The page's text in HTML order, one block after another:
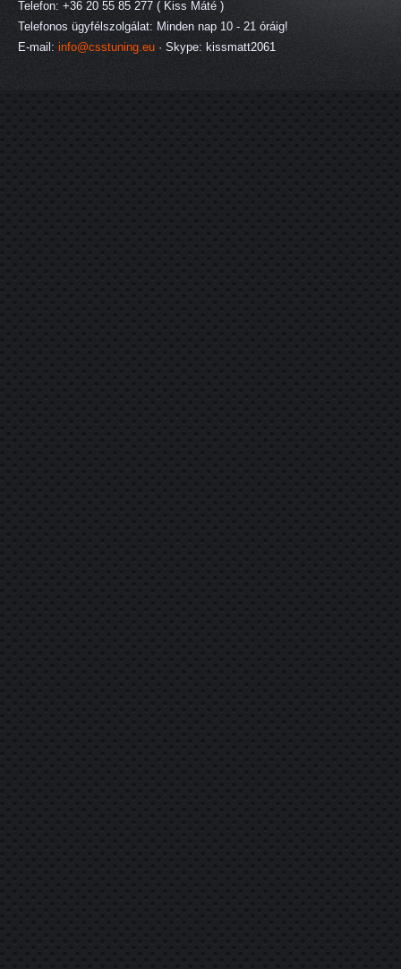
Telefon: +36 20 55 85 277 ( Kiss Máté )
Telefonos ügyfélszolgálat: Minden nap 10 - 21 óráig!
E-mail: info@csstuning.eu · Skype: kissmatt2061